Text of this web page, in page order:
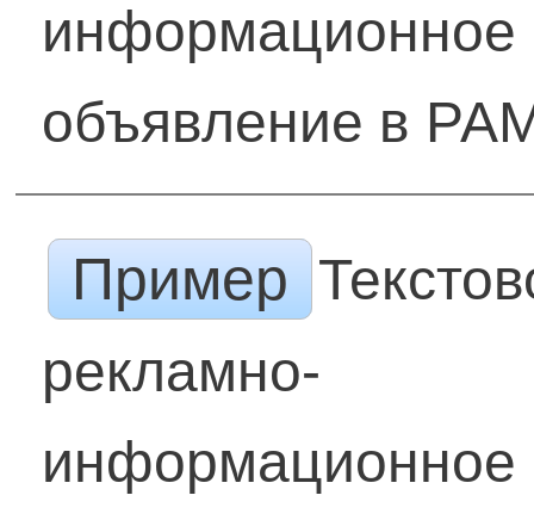
информационное
объявление в
Пример
рекламно-
информационное